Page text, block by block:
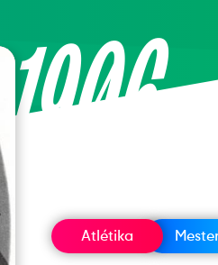
1906
Atlétika